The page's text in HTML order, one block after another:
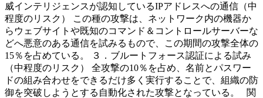
威インテリジェンスが認知しているIPアドレスへの通信（中
程度のリスク） この種の攻撃は、ネットワーク内の機器か
らウェブサイトや既知のコマンド＆コントロールサーバーな
どへ悪意のある通信を試みるもので、この期間の攻撃全体の
15％を占めている。 ３．ブルートフォース認証による試み
（中程度のリスク） 全攻撃の10％を占め、名前とパスワー
ドの組み合わせをできるだけ多く実行することで、組織の防
御を突破しようとする自動化された攻撃となっている。 関